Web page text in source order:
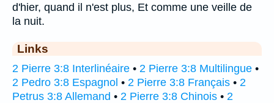
d'hier, quand il n'est plus, Et comme une veille de
la nuit.
Links
2 Pierre 3:8 Interlinéaire • 2 Pierre 3:8 Multilingue •
2 Pedro 3:8 Espagnol • 2 Pierre 3:8 Français • 2
Petrus 3:8 Allemand • 2 Pierre 3:8 Chinois • 2